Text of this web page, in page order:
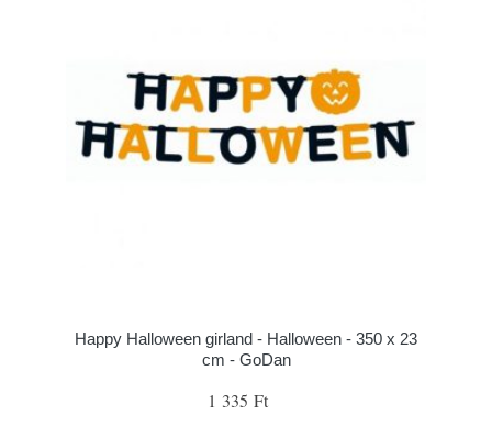
Happy Halloween girland - Halloween - 350 x 23
cm - GoDan
1 335 Ft